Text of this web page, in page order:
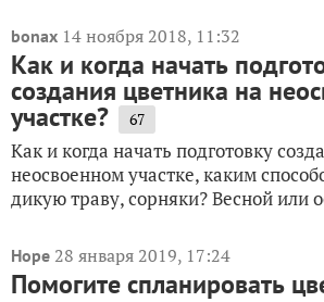
bonax 14 ноября 2018, 11:32
Как и когда начать
создания цветника на
участке? 67
Как и когда начать подготовку
неосвоенном участке, каким
дикую траву, сорняки? Весной или
Hope 28 января 2019, 17:24
Помогите спланировать